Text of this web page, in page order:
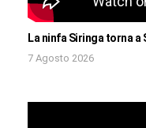
La ninfa Siringa torna a
7 Agosto 2026